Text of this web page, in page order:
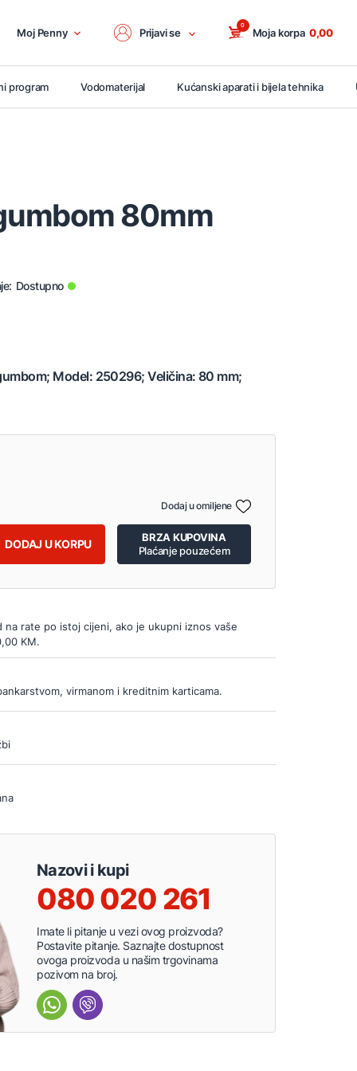
Moj Penny Prijavi se Moja korpa
0
0,00
program Vodomaterijal Kućanski aparati i bijela tehnika
80mm
Dostupno
Model: 250296; Veličina: 80 mm;
DODAJ U KORPU
BRZA KUPOVINA
Plaćanje pouzećem
Dodaj u omiljene
na rate po istoj cijeni, ako je ukupni iznos vaše
KM.
virmanom i kreditnim karticama.
Nazovi i kupi
080 020 261
Imate li pitanje u vezi ovog proizvoda?
Postavite pitanje. Saznajte dostupnost
ovoga proizvoda u našim trgovinama
pozivom na broj.